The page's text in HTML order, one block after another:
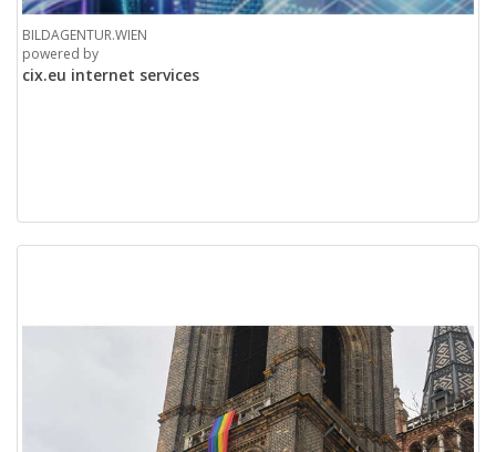
BILDAGENTUR.WIEN
powered by
cix.eu internet services